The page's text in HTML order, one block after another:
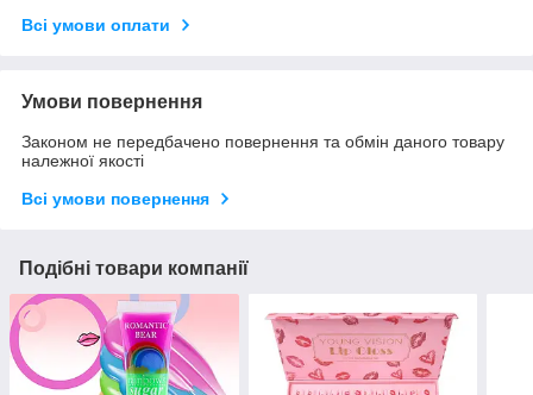
Всі умови оплати
Умови повернення
Законом не передбачено повернення та обмін даного товару
належної якості
Всі умови повернення
Подібні товари компанії